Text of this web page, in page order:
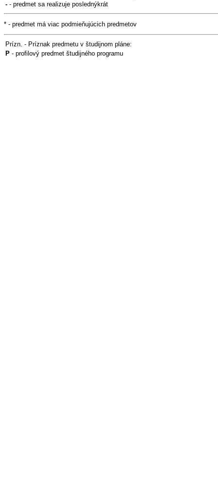
- - predmet sa realizuje poslednýkrát
* - predmet má viac podmieňujúcich predmetov
Prízn. - Príznak predmetu v študijnom pláne:
P - profilový predmet študijného programu